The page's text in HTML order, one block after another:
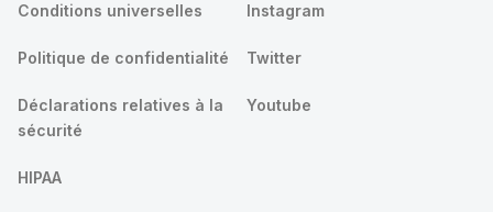
Conditions universelles
Politique de confidentialité
Déclarations relatives à la
sécurité
HIPAA
Instagram
Twitter
Youtube